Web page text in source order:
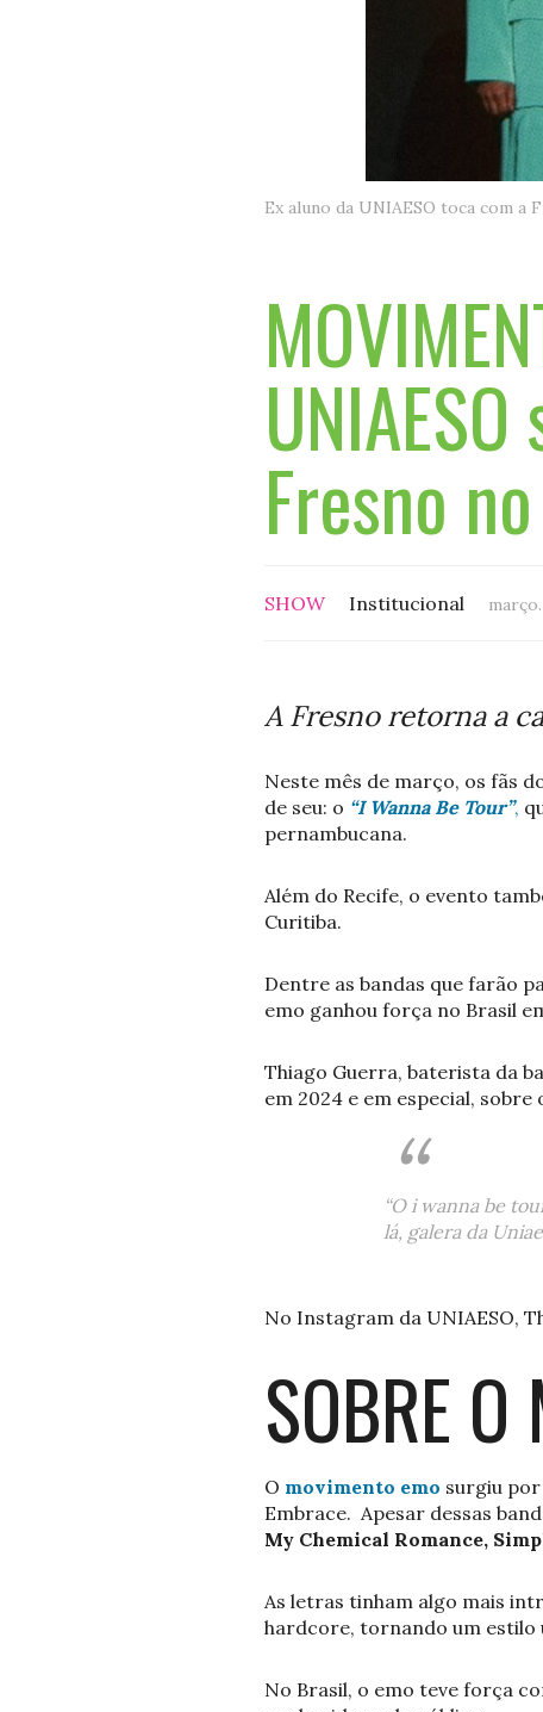
Fresno
SHOW Institucional
A Fresno retorna a
Neste mês de março, os fãs
de seu: o “I Wanna Be Tour”,
pernambucana.
Além do Recife, o evento
Curitiba.
Dentre as bandas que farão
emo ganhou força no Brasil
Thiago Guerra, baterista da
em 2024 e em especial, sobre
“O i wanna be
lá, galera da
No Instagram da UNIAESO,
SOBRE O
O movimento emo surgiu por
Embrace. Apesar dessas
My Chemical Romance,
As letras tinham algo mais
hardcore, tornando um estilo
No Brasil, o emo teve força